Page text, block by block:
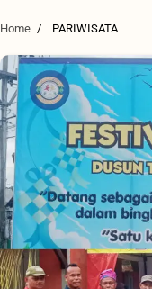
Home PARIWISATA